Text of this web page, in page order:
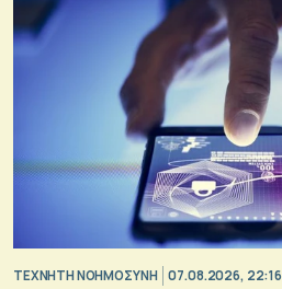
TΕΧΝΗΤΗ ΝΟΗΜΟΣΥΝΗ 07.08.2026, 22:16